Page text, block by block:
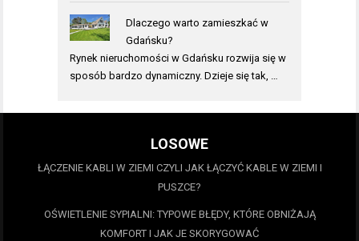
Dlaczego warto zamieszkać w
Gdańsku?
Rynek nieruchomości w Gdańsku rozwija się w
sposób bardzo dynamiczny. Dzieje się tak, …
LOSOWE
ŁĄCZENIE KABLI W ZIEMI CZYLI JAK ŁĄCZYĆ KABLE W ZIEMI I
PUSZCE?
OŚWIETLENIE SYPIALNI: TYPOWE BŁĘDY, KTÓRE OBNIŻAJĄ
KOMFORT I JAK JE SKORYGOWAĆ